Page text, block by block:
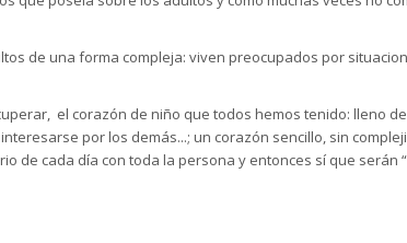
de una forma compleja: viven preocupados por
el corazón de niño que todos hemos tenido: lleno
por los demás...; un corazón sencillo, sin
de cada día con toda la persona y entonces sí que serán